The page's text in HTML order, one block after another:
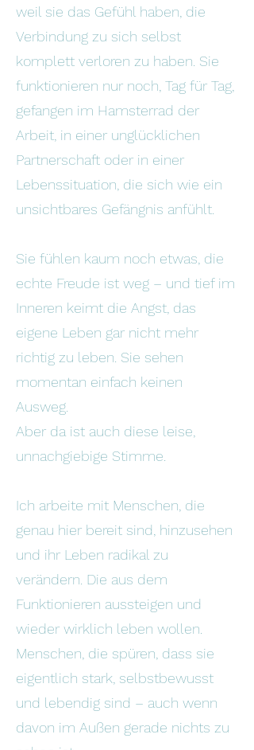
weil sie das Gefühl haben, die
Verbindung zu sich selbst
komplett verloren zu haben. Sie
funktionieren nur noch, Tag für Tag,
gefangen im Hamsterrad der
Arbeit, in einer unglücklichen
Partnerschaft oder in einer
Lebenssituation, die sich wie ein
unsichtbares Gefängnis anfühlt.
Sie fühlen kaum noch etwas, die
echte Freude ist weg – und tief im
Inneren keimt die Angst, das
eigene Leben gar nicht mehr
richtig zu leben. Sie sehen
momentan einfach keinen
Ausweg.
Aber da ist auch diese leise,
unnachgiebige Stimme.
Ich arbeite mit Menschen, die
genau hier bereit sind, hinzusehen
und ihr Leben radikal zu
verändern. Die aus dem
Funktionieren aussteigen und
wieder wirklich leben wollen.
Menschen, die spüren, dass sie
eigentlich stark, selbstbewusst
und lebendig sind – auch wenn
davon im Außen gerade nichts zu